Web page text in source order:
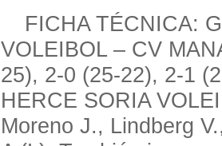
FICHA TÉCNICA:
VOLEIBOL – CV
25), 2-0 (25-22), 2-1
HERCE SORIA
Moreno J., Lindberg